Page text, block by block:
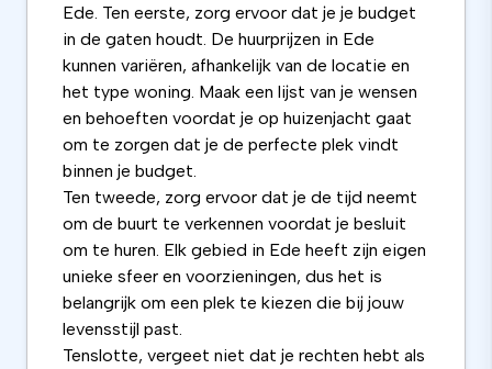
Ede. Ten eerste, zorg ervoor dat je je budget
in de gaten houdt. De huurprijzen in Ede
kunnen variëren, afhankelijk van de locatie en
het type woning. Maak een lijst van je wensen
en behoeften voordat je op huizenjacht gaat
om te zorgen dat je de perfecte plek vindt
binnen je budget.
Ten tweede, zorg ervoor dat je de tijd neemt
om de buurt te verkennen voordat je besluit
om te huren. Elk gebied in Ede heeft zijn eigen
unieke sfeer en voorzieningen, dus het is
belangrijk om een plek te kiezen die bij jouw
levensstijl past.
Tenslotte, vergeet niet dat je rechten hebt als